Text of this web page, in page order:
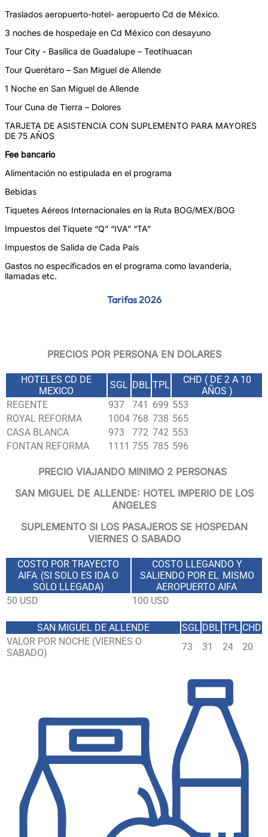
Traslados aeropuerto-hotel- aeropuerto Cd de México.
3 noches de hospedaje en Cd México con desayuno
Tour City - Basílica de Guadalupe – Teotihuacan
Tour Querétaro – San Miguel de Allende
1 Noche en San Miguel de Allende
Tour Cuna de Tierra – Dolores
TARJETA DE ASISTENCIA CON SUPLEMENTO PARA MAYORES
DE 75 AÑOS
Fee bancario
Alimentación no estipulada en el programa
Bebidas
Tiquetes Aéreos Internacionales en la Ruta BOG/MEX/BOG
Impuestos del Tiquete “Q” “IVA” “TA”
Impuestos de Salida de Cada País
Gastos no especificados en el programa como lavandería,
llamadas etc.
Tarifas 2026
PRECIOS POR PERSONA EN DOLARES
HOTELES CD DE
MEXICO
SGL DBL TPL
CHD ( DE 2 A 10
AÑOS )
REGENTE
937 741 699 553
ROYAL REFORMA
1004 768 738 565
CASA BLANCA
973 772 742 553
FONTAN REFORMA
1111 755 785 596
PRECIO VIAJANDO MINIMO 2 PERSONAS
SAN MIGUEL DE ALLENDE: HOTEL IMPERIO DE LOS
ANGELES
SUPLEMENTO SI LOS PASAJEROS SE HOSPEDAN
VIERNES O SABADO
COSTO POR TRAYECTO
AIFA (SI SOLO ES IDA O
SOLO LLEGADA)
COSTO LLEGANDO Y
SALIENDO POR EL MISMO
AEROPUERTO AIFA
50 USD
100 USD
SAN MIGUEL DE ALLENDE SGL DBL TPL CHD
VALOR POR NOCHE (VIERNES O
SABADO)
73 31 24 20